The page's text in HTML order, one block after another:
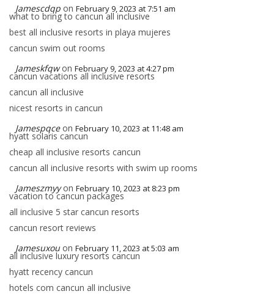
Jamescdqp on February 9, 2023 at 7:51 am
what to bring to cancun all inclusive
best all inclusive resorts in playa mujeres
cancun swim out rooms
Jameskfqw on February 9, 2023 at 4:27 pm
cancun vacations all inclusive resorts
cancun all inclusive
nicest resorts in cancun
Jamespqce on February 10, 2023 at 11:48 am
hyatt solaris cancun
cheap all inclusive resorts cancun
cancun all inclusive resorts with swim up rooms
Jameszmyy on February 10, 2023 at 8:23 pm
vacation to cancun packages
all inclusive 5 star cancun resorts
cancun resort reviews
Jamesuxou on February 11, 2023 at 5:03 am
all inclusive luxury resorts cancun
hyatt recency cancun
hotels com cancun all inclusive